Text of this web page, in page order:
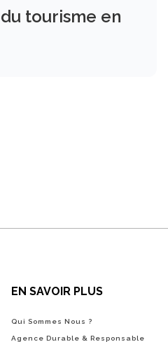
tourisme en
EN SAVOIR PLUS
Qui Sommes Nous ?
Agence Durable & Responsable